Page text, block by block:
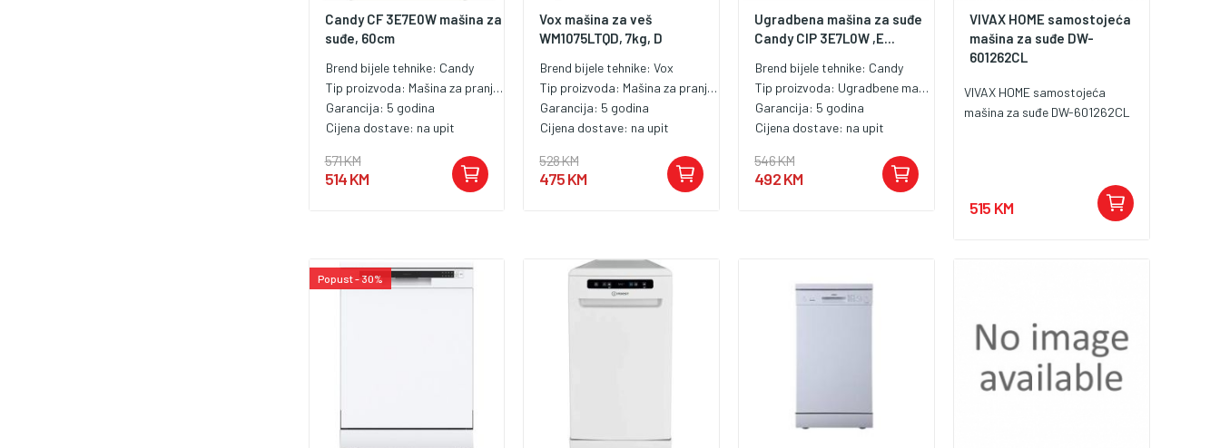
Candy CF 3E7E0W mašina za
suđe, 60cm
Brend bijele tehnike: Candy
Tip proizvoda: Mašina za pranje posuđa od 60 cm
Garancija: 5 godina
Cijena dostave: na upit
571 KM
514 KM
Vox mašina za veš
WM1075LTQD, 7kg, D
Brend bijele tehnike:Vox
Tip proizvoda: Mašina za pranje veša
Garancija: 5 godina
Cijena dostave: na upit
528 KM
475 KM
Ugradbena mašina za suđe
Candy CIP 3E7L0W ,E...
Brend bijele tehnike: Candy
Tip proizvoda: Ugradbene mašine za pranje posuđa 60 cm
Garancija: 5 godina
Cijena dostave: na upit
546 KM
492 KM
VIVAX HOME samostojeća
mašina za suđe DW-
601262CL
VIVAX HOME samostojeća
mašina za suđe DW-601262CL
515 KM
Popust - 30%